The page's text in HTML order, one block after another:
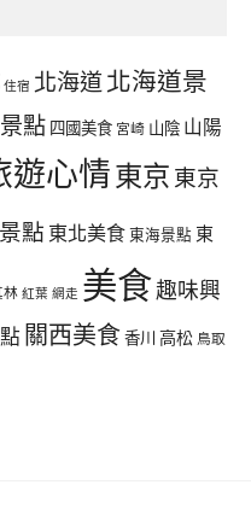
住宿 北海道北海道景
點 四國美食 宮崎 山陰 山陽
遊心情東京 東京
點 東北美食東海景點 東
林 紅葉 網走 美食趣味興
關西美食香川 高松 鳥取